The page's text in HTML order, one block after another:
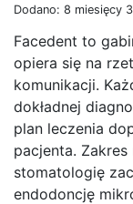
Dodano: 8 miesięcy
Facedent to
opiera się na
komunikacji.
dokładnej
plan leczenia
pacjenta. Zakres
stomatologię
endodoncję